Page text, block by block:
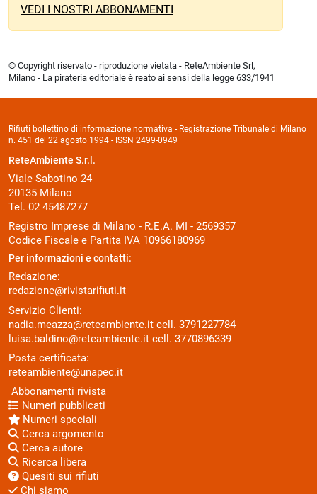
VEDI I NOSTRI ABBONAMENTI
© Copyright riservato - riproduzione vietata - ReteAmbiente Srl,
Milano - La pirateria editoriale è reato ai sensi della legge 633/1941
Rifiuti bollettino di informazione normativa - Registrazione Tribunale di Milano
n. 451 del 22 agosto 1994 - ISSN 2499-0949
ReteAmbiente S.r.l.
Viale Sabotino 24
20135 Milano
Tel. 02 45487277
Registro Imprese di Milano - R.E.A. MI - 2569357
Codice Fiscale e Partita IVA 10966180969
Per informazioni e contatti:
Redazione:
redazione@rivistarifiuti.it
Servizio Clienti:
nadia.meazza@reteambiente.it cell. 3791227784
luisa.baldino@reteambiente.it cell. 3770896339
Posta certificata:
reteambiente@unapec.it
Abbonamenti rivista
Numeri pubblicati
Numeri speciali
Cerca argomento
Cerca autore
Ricerca libera
Quesiti sui rifiuti
Chi siamo